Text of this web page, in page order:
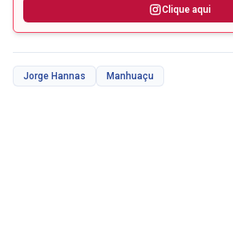
Clique aqui
Jorge Hannas Manhuaçu